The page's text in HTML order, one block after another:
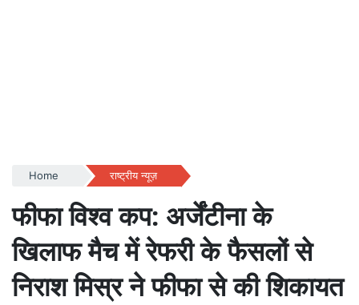
Home राष्ट्रीय न्यूज़
फीफा विश्व कप: अर्जेंटीना के
खिलाफ मैच में रेफरी के फैसलों से
निराश मिस्र ने फीफा से की शिकायत